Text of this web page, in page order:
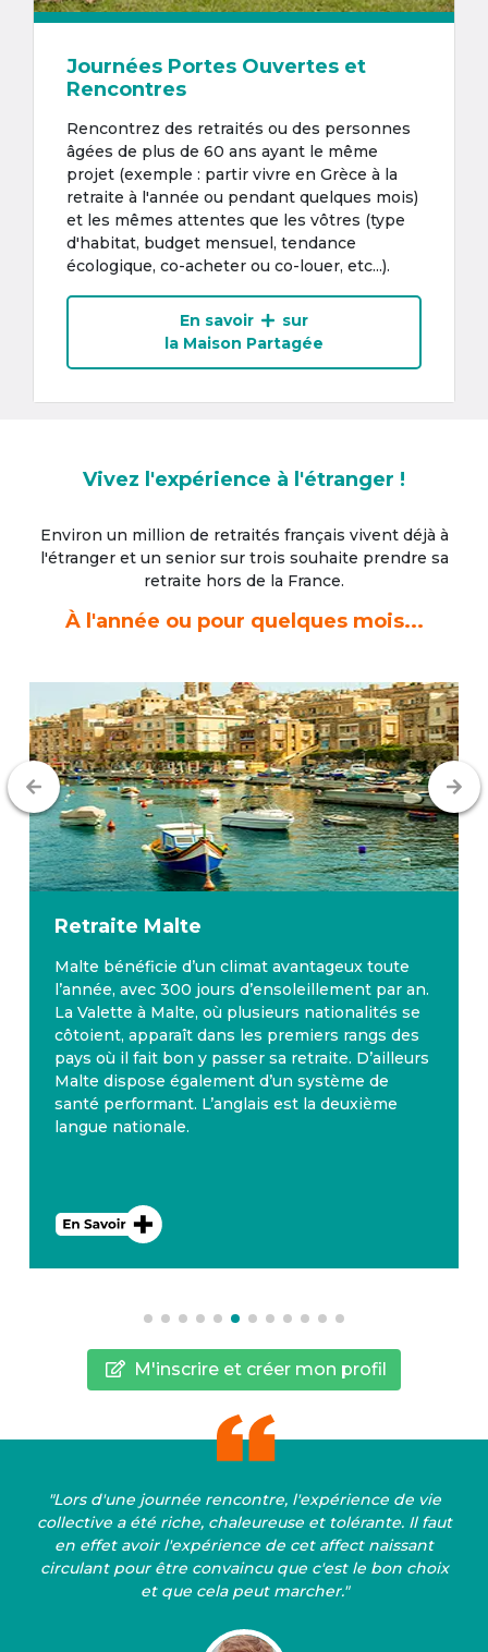
Journées Portes Ouvertes et
Rencontres
Rencontrez des retraités ou des personnes
âgées de plus de 60 ans ayant le même
projet (exemple : partir vivre en Grèce à la
retraite à l'année ou pendant quelques mois)
et les mêmes attentes que les vôtres (type
d'habitat, budget mensuel, tendance
écologique, co-acheter ou co-louer, etc...).
En savoir
sur
la Maison Partagée
Vivez l'expérience à l'étranger !
Environ un million de retraités français vivent déjà à
l'étrangeret un senior sur trois souhaite prendre sa
retraite hors de la France.
À l'année ou pour quelques mois...
Retraite Malte
Malte bénéficie d’un climat avantageux toute
l’année, avec 300 jours d’ensoleillement par an.
La Valette à Malte, où plusieurs nationalités se
côtoient, apparaît dans les premiers rangs des
pays où il fait bon y passer sa retraite. D’ailleurs
Malte dispose également d’un système de
santé performant. L’anglais est la deuxième
langue nationale.
M'inscrire et créer mon profil
"Lors d'une journée rencontre, l'expérience de vie
collective a été riche, chaleureuse et tolérante. Il faut
en effet avoir l'expérience de cet affect naissant
circulant pour être convaincu que c'est le bon choix
et que cela peut marcher."